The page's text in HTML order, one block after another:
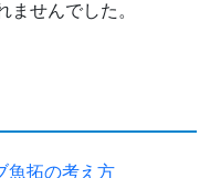
せんでした。
魚拓の考え方